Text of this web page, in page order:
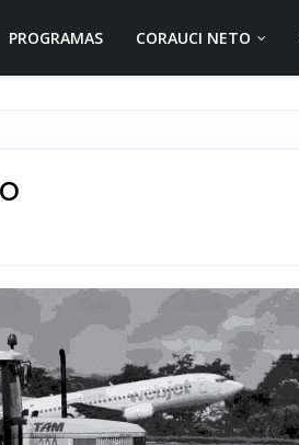
PROGRAMAS CORAUCI NETO